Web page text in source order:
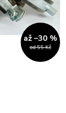
od 55 Kč
až –30 %